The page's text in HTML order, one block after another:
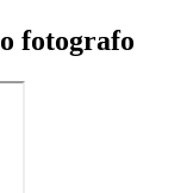
fotografo